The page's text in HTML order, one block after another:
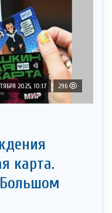
2025, 10:17 296
карта.